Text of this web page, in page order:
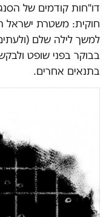
דו"חות קודמים של
חוקית: משטרת ישראל
למשך לילה שלם
בבוקר בפני שופט
בתנאים אחרים.